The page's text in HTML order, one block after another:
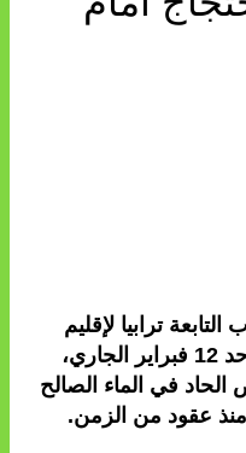
ترابيا لإقليم
زاكورة، أمام قبة البرلمان يوم الأحد 12 فبراير الجاري،
في الماء الصالح
عقود من الزمن.